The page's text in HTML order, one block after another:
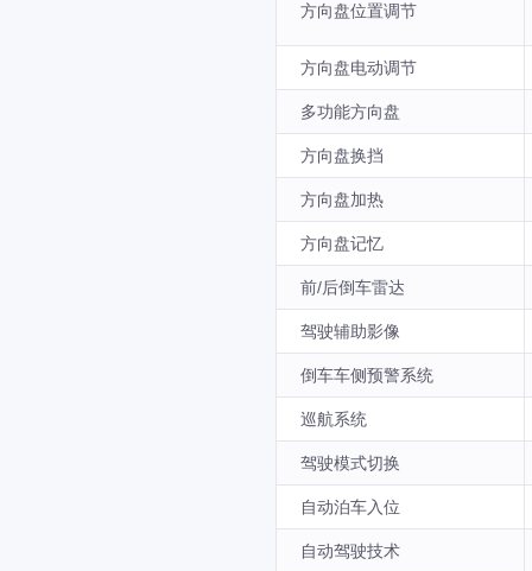
方向盘位置调节
方向盘电动调节
多功能方向盘
方向盘换挡
方向盘加热
方向盘记忆
前/后倒车雷达
驾驶辅助影像
倒车车侧预警系统
巡航系统
驾驶模式切换
自动泊车入位
自动驾驶技术